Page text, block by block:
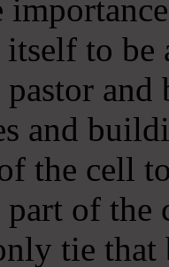
to be
and
the cell
part of
tie that